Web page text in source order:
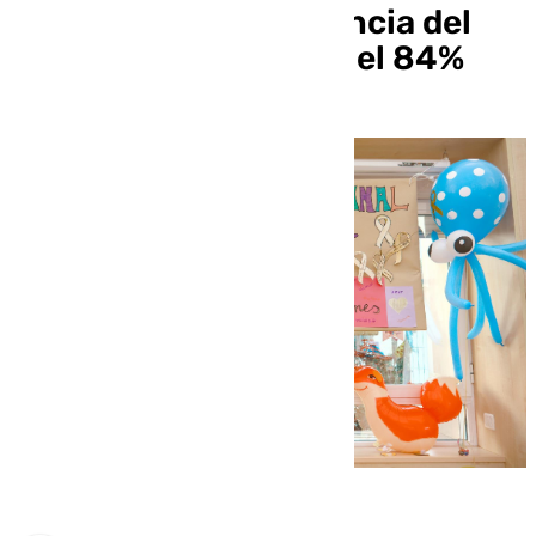
mejoran la supervivencia del
cáncer infantil hasta el 84%